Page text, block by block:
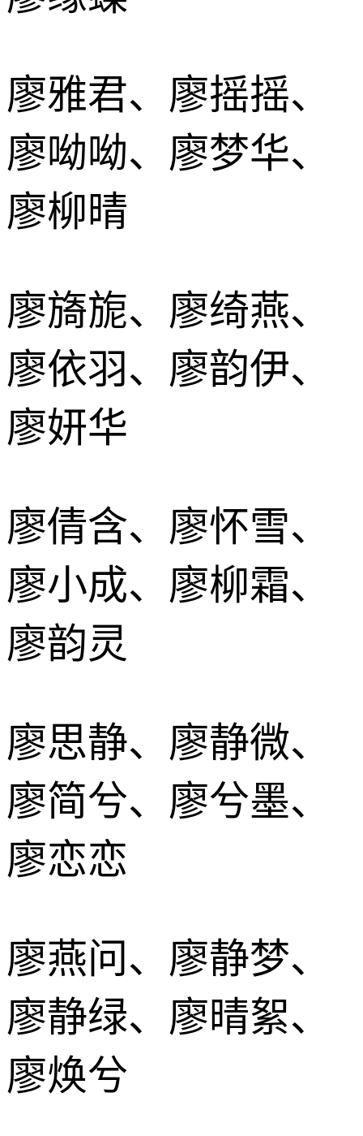
廖雅君、廖摇摇、
廖呦呦、廖梦华、
廖柳晴
廖旖旎、廖绮燕、
廖依羽、廖韵伊、
廖妍华
廖倩含、廖怀雪、
廖小成、廖柳霜、
廖韵灵
廖思静、廖静微、
廖简兮、廖兮墨、
廖恋恋
廖燕问、廖静梦、
廖静绿、廖晴絮、
廖焕兮